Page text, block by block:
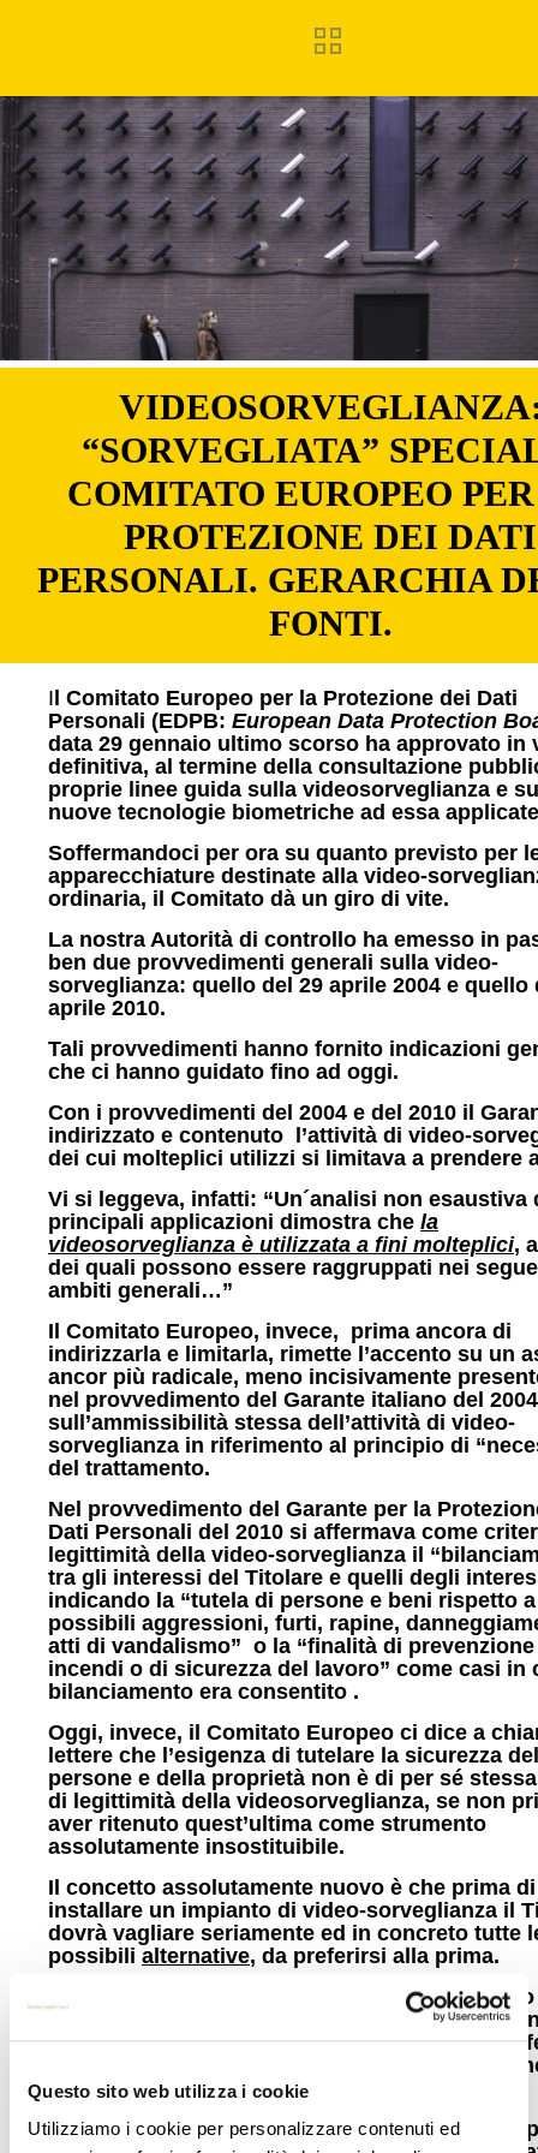
Questo sito web utilizza i cookie
Utilizziamo i cookie per personalizzare contenuti ed
“SORVEGLIATA”
COMITATO EUROPEO
PROTEZIONE DEI DATI
PERSONALI. GERARCHIA
FONTI.
I l Comitato Europeo per la Protezione dei Dati
Personali (EDPB: European Data Protection
data 29 gennaio ultimo scorso ha approvato in
definitiva, al termine della consultazione
proprie linee guida sulla videosorveglianza e
nuove tecnologie biometriche ad essa
Soffermandoci per ora su quanto previsto per
apparecchiature destinate alla video-
ordinaria, il Comitato dà un giro di vite.
La nostra Autorità di controllo ha emesso in
ben due provvedimenti generali sulla video-
sorveglianza: quello del 29 aprile 2004 e quello
aprile 2010.
Tali provvedimenti hanno fornito indicazioni
che ci hanno guidato fino ad oggi.
Con i provvedimenti del 2004 e del 2010 il
indirizzato e contenuto l’attività di video-
dei cui molteplici utilizzi si limitava a prendere
Vi si leggeva, infatti: “Un´analisi non esaustiva
principali applicazioni dimostra che la
videosorveglianza è utilizzata a fini molteplici,
dei quali possono essere raggruppati nei
ambiti generali…”
Il Comitato Europeo, invece, prima ancora di
indirizzarla e limitarla, rimette l’accento su un
ancor più radicale, meno incisivamente
nel provvedimento del Garante italiano del
sull’ammissibilità stessa dell’attività di video-
sorveglianza in riferimento al principio di
del trattamento.
Nel provvedimento del Garante per la
Dati Personali del 2010 si affermava come
legittimità della video-sorveglianza il
tra gli interessi del Titolare e quelli degli
indicando la “tutela di persone e beni rispetto a
possibili aggressioni, furti, rapine,
atti di vandalismo” o la “finalità di
incendi o di sicurezza del lavoro” come casi in
bilanciamento era consentito .
Oggi, invece, il Comitato Europeo ci dice a
lettere che l’esigenza di tutelare la sicurezza
persone e della proprietà non è di per sé
di legittimità della videosorveglianza, se non
aver ritenuto quest’ultima come strumento
assolutamente insostituibile.
Il concetto assolutamente nuovo è che prima di
installare un impianto di video-sorveglianza il
dovrà vagliare seriamente ed in concreto tutte
possibili alternative, da preferirsi alla prima.
Nell’ottica di una accountability nel
dato personale il Titolare è tenuto oggi ad
che un tempo forse gli era risparmiata, sulla
assenza di ogni altro mezzo idoneo al
scopo.
Le linee guida invitano a considerare, ad